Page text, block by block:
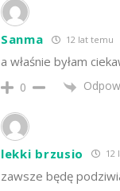
Sanma 12 lat temu
a właśnie byłam
0
lekki brzusio 12
zawsze będę